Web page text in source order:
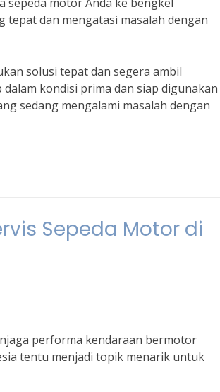
tepat dan mengatasi masalah dengan
solusi tepat dan segera ambil
kondisi prima dan siap digunakan
sedang mengalami masalah dengan
Sepeda Motor di
performa kendaraan bermotor
tentu menjadi topik menarik untuk